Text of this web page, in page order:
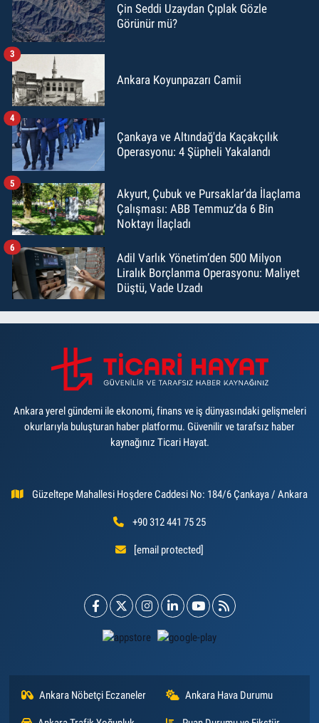
Çin Seddi Uzaydan Çıplak Gözle
Görünür mü?
Ankara Koyunpazarı Camii
3
Çankaya ve Altındağ'da Kaçakçılık
Operasyonu: 4 Şüpheli Yakalandı
4
Akyurt, Çubuk ve Pursaklar’da İlaçlama
Çalışması: ABB Temmuz’da 6 Bin
Noktayı İlaçladı
5
Adil Varlık Yönetim’den 500 Milyon
Liralık Borçlanma Operasyonu: Maliyet
Düştü, Vade Uzadı
6
Ankara yerel gündemi ile ekonomi, finans ve iş dünyasındaki gelişmeleri
okurlarıyla buluşturan haber platformu. Güvenilir ve tarafsız haber
kaynağınız Ticari Hayat.
Güzeltepe Mahallesi Hoşdere Caddesi No: 184/6 Çankaya / Ankara
+90 312 441 75 25
[email protected]
Ankara Nöbetçi Eczaneler Ankara Hava Durumu